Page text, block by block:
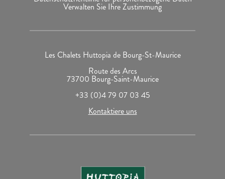
Verwalten Sie Ihre Zustimmung
Les Chalets Huttopia de Bourg-St-Maurice
Route des Arcs
73700 Bourg-Saint-Maurice
+33 (0)4 79 07 03 45
Kontaktiere uns